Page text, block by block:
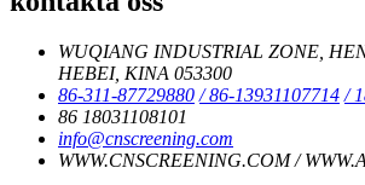
WUQIANG INDUSTRIAL ZONE,
HEBEI, KINA 053300
86-311-87729880 / 86-13931107714 /
86 18031108101
info@cnscreening.com
WWW.CNSCREENING.COM /